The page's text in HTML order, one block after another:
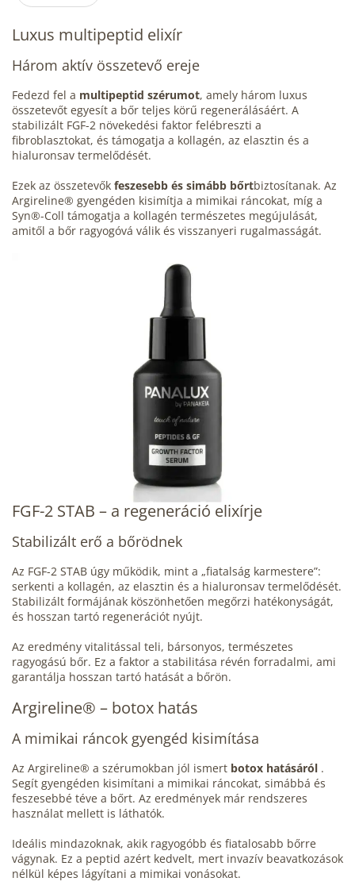
Luxus multipeptid elixír
Három aktív összetevő ereje
Fedezd fel a multipeptid szérumot, amely három luxus
összetevőt egyesít a bőr teljes körű regenerálásáért. A
stabilizált FGF-2 növekedési faktor felébreszti a
fibroblasztokat, és támogatja a kollagén, az elasztin és a
hialuronsav termelődését.
Ezek az összetevők feszesebb és simább bőrtbiztosítanak. Az
Argireline® gyengéden kisimítja a mimikai ráncokat, míg a
Syn®-Coll támogatja a kollagén természetes megújulását,
amitől a bőr ragyogóvá válik és visszanyeri rugalmasságát.
FGF-2 STAB – a regeneráció elixírje
Stabilizált erő a bőrödnek
Az FGF-2 STAB úgy működik, mint a „fiatalság karmestere”:
serkenti a kollagén, az elasztin és a hialuronsav termelődését.
Stabilizált formájának köszönhetően megőrzi hatékonyságát,
és hosszan tartó regenerációt nyújt.
Az eredmény vitalitással teli, bársonyos, természetes
ragyogású bőr. Ez a faktor a stabilitása révén forradalmi, ami
garantálja hosszan tartó hatását a bőrön.
Argireline® – botox hatás
A mimikai ráncok gyengéd kisimítása
Az Argireline® a szérumokban jól ismert botox hatásáról .
Segít gyengéden kisimítani a mimikai ráncokat, simábbá és
feszesebbé téve a bőrt. Az eredmények már rendszeres
használat mellett is láthatók.
Ideális mindazoknak, akik ragyogóbb és fiatalosabb bőrre
vágynak. Ez a peptid azért kedvelt, mert invazív beavatkozások
nélkül képes lágyítani a mimikai vonásokat.